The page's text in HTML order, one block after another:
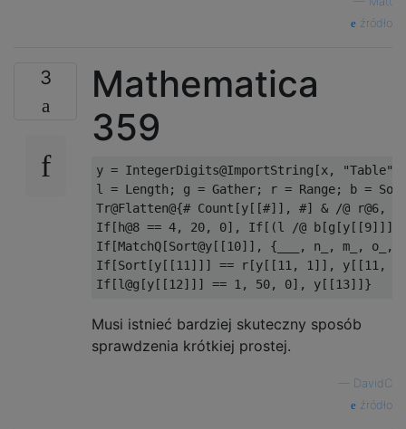
źródło
3
Mathematica
359
y = IntegerDigits@ImportString[x,
l = Length; g = Gather; r = Range; b =
Tr@Flatten@{# Count[y[[#]], #] & /@
If[h@8 == 4, 20, 0], If[(l /@
If[MatchQ[Sort@y[[10]], {___, n_, m_,
If[Sort[y[[11]]] == r[y[[11, 1]], y[[11,
Musi istnieć bardziej skuteczny sposób
sprawdzenia krótkiej prostej.
DavidC
źródło